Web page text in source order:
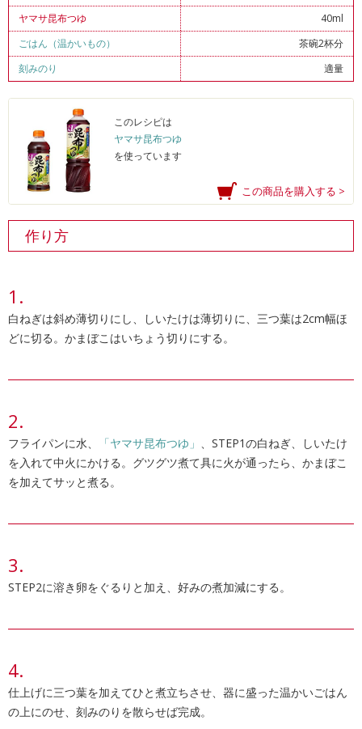
ヤマサ昆布つゆ
40ml
ごはん（温かいもの）
茶碗2杯分
刻みのり
適量
このレシピは
ヤマサ昆布つゆ
を使っています
この商品を購入する >
作り方
白ねぎは斜め薄切りにし、しいたけは薄切りに、三つ葉は2cm幅ほ
どに切る。かまぼこはいちょう切りにする。
フライパンに水、 「ヤマサ昆布つゆ」 、STEP1の白ねぎ、しいたけ
を入れて中火にかける。グツグツ煮て具に火が通ったら、かまぼこ
を加えてサッと煮る。
STEP2に溶き卵をぐるりと加え、好みの煮加減にする。
仕上げに三つ葉を加えてひと煮立ちさせ、器に盛った温かいごはん
の上にのせ、刻みのりを散らせば完成。